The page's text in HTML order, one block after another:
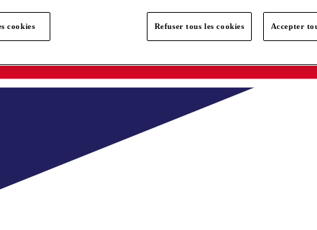
cookies Refuser tous les cookies Accepter